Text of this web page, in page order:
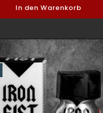
In den Warenkorb